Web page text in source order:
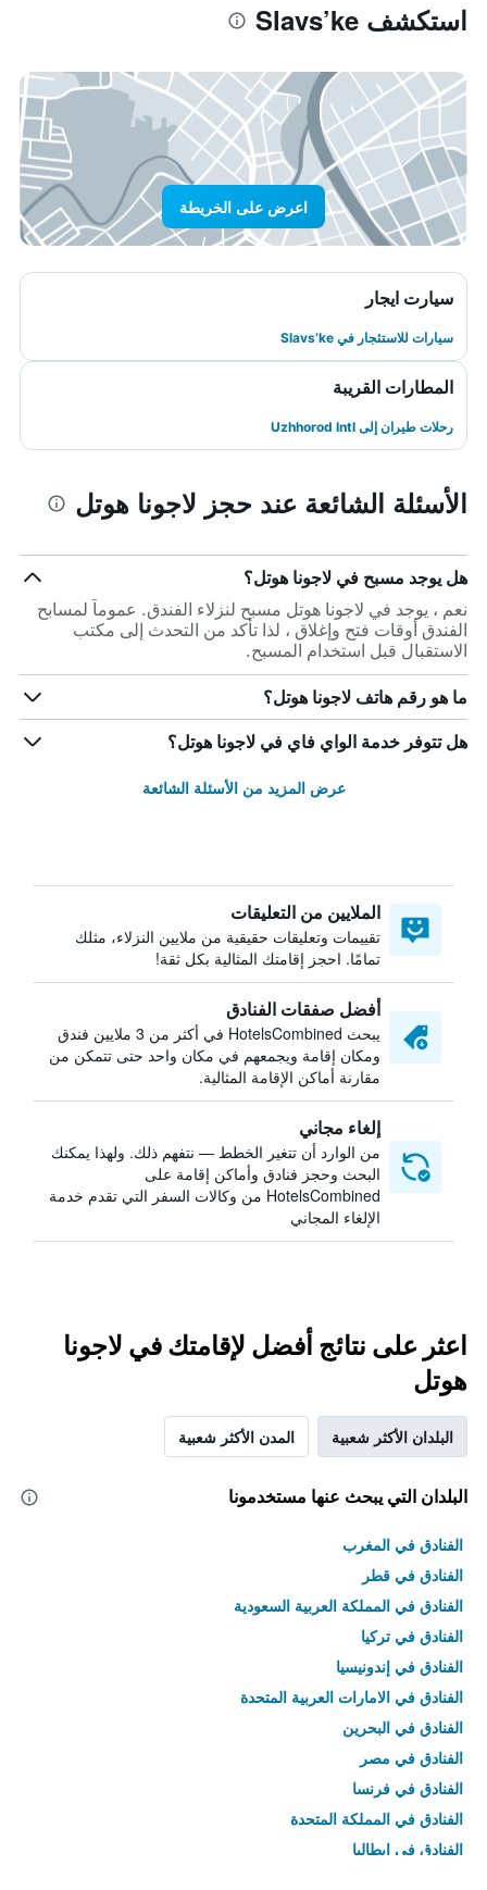
استكشف Slavs’ke
اعرض على الخريطة
سيارت ايجار
سيارات للاستئجار في Slavs’ke
المطارات القريبة
رحلات طيران إلى Uzhhorod Intl
الأسئلة الشائعة عند حجز لاجونا هوتل
هل يوجد مسبح في لاجونا هوتل؟
نعم ، يوجد في لاجونا هوتل مسبح لنزلاء الفندق. عموماً لمسابح
الفندق أوقات فتح وإغلاق ، لذا تأكد من التحدث إلى مكتب
الاستقبال قبل استخدام المسبح.
ما هو رقم هاتف لاجونا هوتل؟
هل تتوفر خدمة الواي فاي في لاجونا هوتل؟
عرض المزيد من الأسئلة الشائعة
الملايين من التعليقات
تقييمات وتعليقات حقيقية من ملايين النزلاء، مثلك
تمامًا. احجز إقامتك المثالية بكل ثقة!
أفضل صفقات الفنادق
يبحث HotelsCombined في أكثر من 3 ملايين فندق
ومكان إقامة ويجمعهم في مكان واحد حتى تتمكن من
مقارنة أماكن الإقامة المثالية.
إلغاء مجاني
من الوارد أن تتغير الخطط — نتفهم ذلك. ولهذا يمكنك
البحث وحجز فنادق وأماكن إقامة على
HotelsCombined من وكالات السفر التي تقدم خدمة
الإلغاء المجاني
اعثر على نتائج أفضل لإقامتك في لاجونا
هوتل
البلدان الأكثر شعبية المدن الأكثر شعبية
البلدان التي يبحث عنها مستخدمونا
الفنادق في المغرب
الفنادق في قطر
الفنادق في المملكة العربية السعودية
الفنادق في تركيا
الفنادق في إندونيسيا
الفنادق في الامارات العربية المتحدة
الفنادق في البحرين
الفنادق في مصر
الفنادق في فرنسا
الفنادق في المملكة المتحدة
الفنادق في إيطاليا